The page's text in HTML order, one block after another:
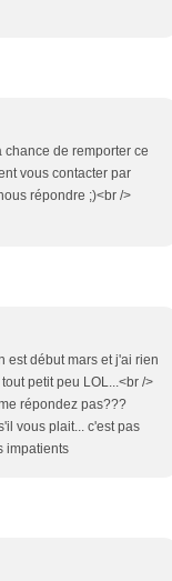
de remporter ce
vous contacter par
répondre ;)<br />
est début mars et j'ai rien
petit peu LOL...<br />
répondez pas???
vous plait... c'est pas
impatients